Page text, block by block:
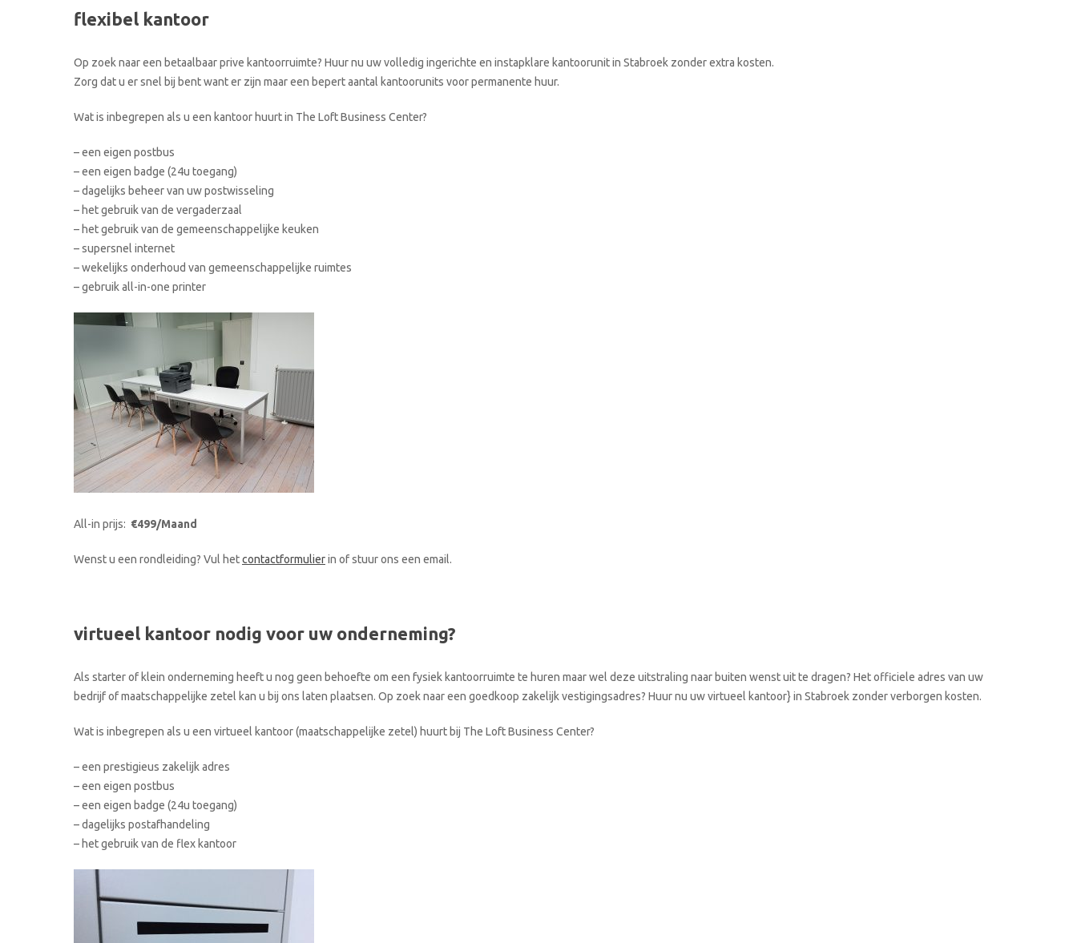
flexibel kantoor
Op zoek naar een betaalbaar prive kantoorruimte? Huur nu uw volledig ingerichte en instapklare kantoorunit in Stabroek zonder extra kosten.
Zorg dat u er snel bij bent want er zijn maar een bepert aantal kantoorunits voor permanente huur.
Wat is inbegrepen als u een kantoor huurt in The Loft Business Center?
– een eigen postbus
– een eigen badge (24u toegang)
– dagelijks beheer van uw postwisseling
– het gebruik van de vergaderzaal
– het gebruik van de gemeenschappelijke keuken
– supersnel internet
– wekelijks onderhoud van gemeenschappelijke ruimtes
– gebruik all-in-one printer
All-in prijs: €499/Maand
Wenst u een rondleiding? Vul hetcontactformulierin of stuur ons een email.
virtueel kantoor nodig voor uw onderneming?
Als starter of klein onderneming heeft u nog geen behoefte om een fysiek kantoorruimte te huren maar wel deze uitstraling naar buiten wenst uit te dragen? Het officiele adres van uw
bedrijf of maatschappelijke zetel kan u bij ons laten plaatsen. Op zoek naar een goedkoop zakelijk vestigingsadres? Huur nu uw virtueel kantoor} in Stabroek zonder verborgen kosten.
Wat is inbegrepen als u een virtueel kantoor (maatschappelijke zetel) huurt bij The Loft Business Center?
– een prestigieus zakelijk adres
– een eigen postbus
– een eigen badge (24u toegang)
– dagelijks postafhandeling
– het gebruik van de flex kantoor